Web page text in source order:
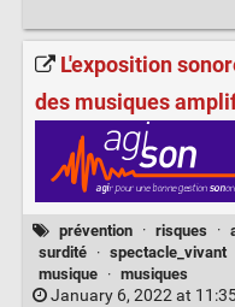
L'exposition
des musiques
prévention · risques ·
surdité
· spectacle_vivant
musique
· musiques
January 6, 2022 at